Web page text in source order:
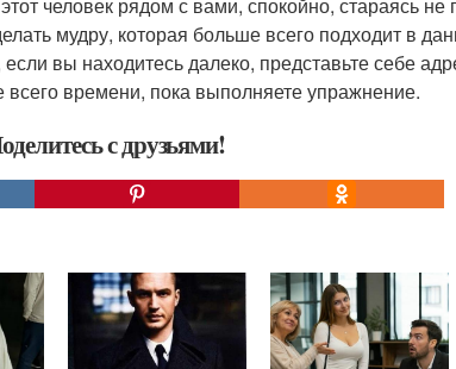
мудру, которая больше всего подходит в
вы находитесь далеко, представьте себе
всего времени, пока выполняете упражнение.
с друзьями!